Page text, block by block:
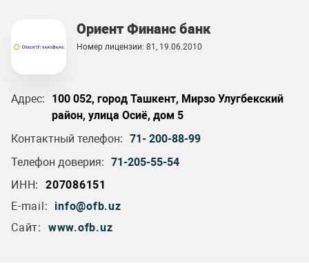
Ориент Финанс банк
Номер лицензии: 81, 19.06.2010
Адрес:
100 052, город Ташкент, Мирзо Улугбекский
район, улица Осиё, дом 5
Контактный телефон: 71- 200-88-99
Телефон доверия: 71-205-55-54
ИНН:
207086151
E-mail:
info@ofb.uz
Сайт:
www.ofb.uz